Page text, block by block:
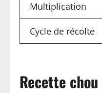
Multiplication
Cycle de récolte
Recette